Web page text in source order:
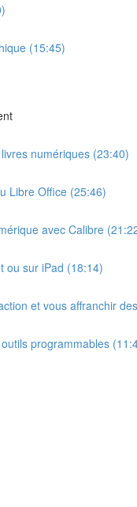
(15:45)
numériques (23:40)
Libre Office (25:46)
avec Calibre
ou sur iPad (18:14)
et vous affranchir
programmables